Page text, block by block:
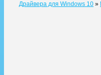
Драйвера для Windows 10 »